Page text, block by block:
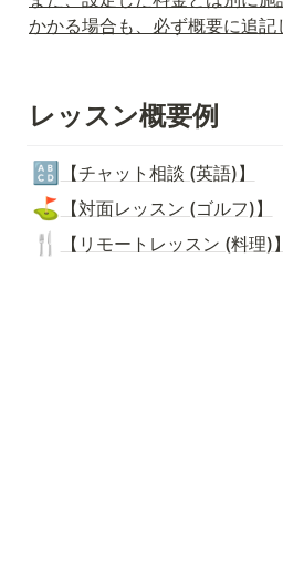
かかる場合も、必ず概要に追記
レッスン概要例
🔠 【チャット相談 (英語)】
⛳ 【対面レッスン (ゴルフ)】
🍴 【リモートレッスン (料理)】